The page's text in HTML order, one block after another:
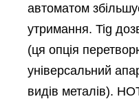
автоматом
утримання. Tig
(ця опція
універсальний
видів металів).